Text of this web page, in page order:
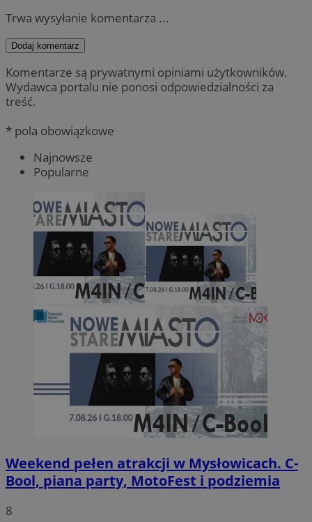
Trwa wysyłanie komentarza ...
Dodaj komentarz
Komentarze są prywatnymi opiniami użytkowników.
Wydawca portalu nie ponosi odpowiedzialności za
treść.
* pola obowiązkowe
Najnowsze
Popularne
Weekend pełen atrakcji w Mysłowicach. C-
Bool, piana party, MotoFest i podziemia
8